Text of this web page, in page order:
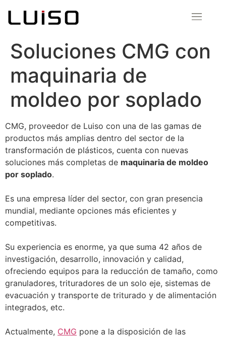
Soluciones CMG con
maquinaria de
moldeo por soplado
CMG, proveedor de Luiso con una de las gamas de
productos más amplias dentro del sector de la
transformación de plásticos, cuenta con nuevas
soluciones más completas de maquinaria de moldeo
por soplado.
Es una empresa líder del sector, con gran presencia
mundial, mediante opciones más eficientes y
competitivas.
Su experiencia es enorme, ya que suma 42 años de
investigación, desarrollo, innovación y calidad,
ofreciendo equipos para la reducción de tamaño, como
granuladores, trituradores de un solo eje, sistemas de
evacuación y transporte de triturado y de alimentación
integrados, etc.
Actualmente, CMG pone a la disposición de las